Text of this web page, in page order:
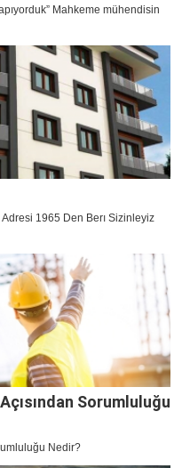
Mahkeme mühendisin
1965 Den Berı Sizinleyiz
Sorumluluğu
Nedir?